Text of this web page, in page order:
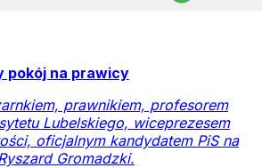
pokój na prawicy
prawnikiem, profesorem
Lubelskiego, wiceprezesem
oficjalnym kandydatem PiS na
Gromadzki.